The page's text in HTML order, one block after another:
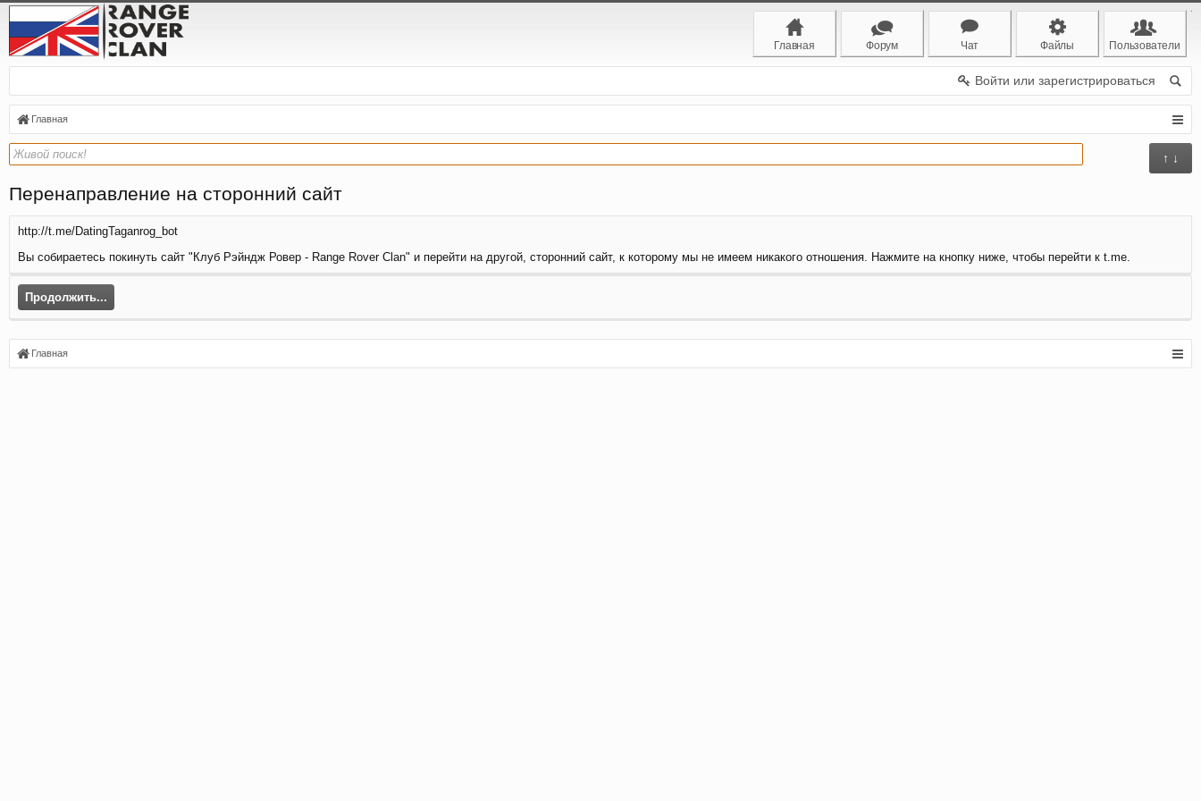
Главная Форум Чат Файлы Пользователи
Войти или зарегистрироваться
Главная
↑ ↓
Перенаправление на сторонний сайт
http://t.me/DatingTaganrog_bot
Вы собираетесь покинуть сайт "Клуб Рэйндж Ровер - Range Rover Clan" и перейти на другой, сторонний сайт, к которому мы не имеем никакого отношения. Нажмите на кнопку ниже, чтобы перейти к t.me.
Продолжить...
Главная